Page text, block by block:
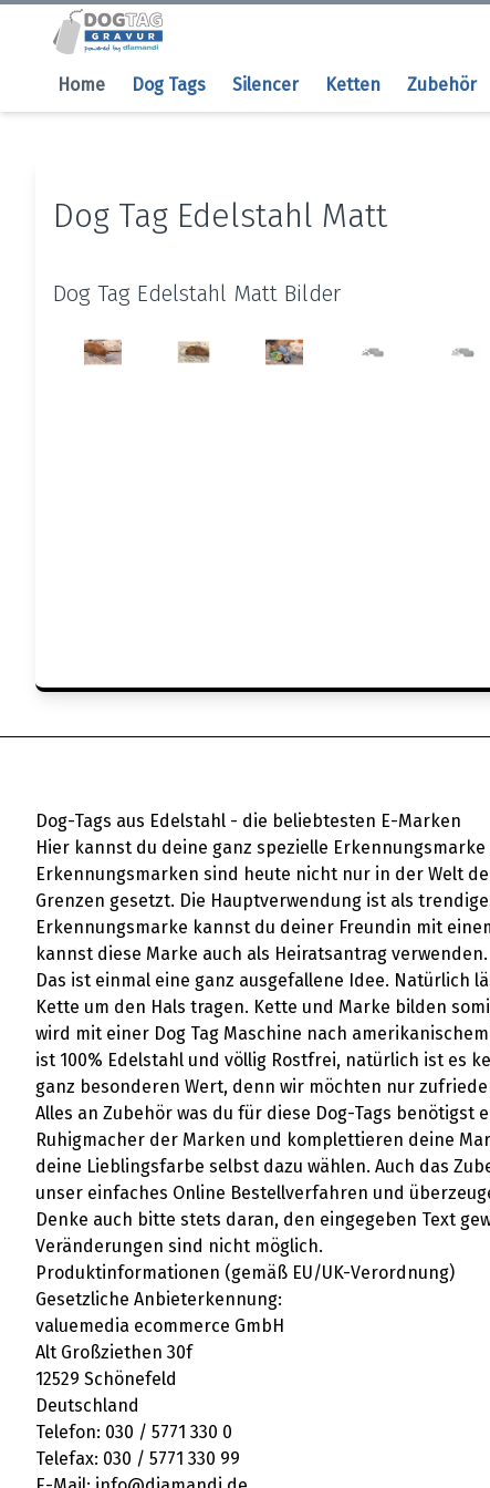
Home Dog Tags Silencer Ketten Zubehör
Dog Tag Edelstahl Matt
Dog Tag Edelstahl Matt Bilder
Dog-Tags aus Edelstahl - die beliebtesten E-Marken
Hier kannst du deine ganz spezielle
Erkennungsmarken sind heute nicht nur in der Welt
Grenzen gesetzt. Die Hauptverwendung ist als
Erkennungsmarke kannst du deiner Freundin mit
kannst diese Marke auch als Heiratsantrag verwenden.
Das ist einmal eine ganz ausgefallene Idee. Natürlich
Kette um den Hals tragen. Kette und Marke bilden
wird mit einer Dog Tag Maschine nach
ist 100% Edelstahl und völlig Rostfrei, natürlich ist es
ganz besonderen Wert, denn wir möchten nur
Alles an Zubehör was du für diese Dog-Tags
Ruhigmacher der Marken und komplettieren deine
deine Lieblingsfarbe selbst dazu wählen. Auch das
unser einfaches Online Bestellverfahren und
Denke auch bitte stets daran, den eingegeben Text
Veränderungen sind nicht möglich.
Produktinformationen (gemäß EU/UK-Verordnung)
Gesetzliche Anbieterkennung:
valuemedia ecommerce GmbH
Alt Großziethen 30f
12529 Schönefeld
Deutschland
Telefon: 030 / 5771 330 0
Telefax: 030 / 5771 330 99